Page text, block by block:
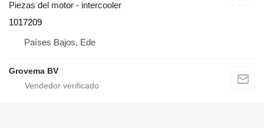
Piezas del motor - intercooler
1017209
Países Bajos, Ede
Grovema BV